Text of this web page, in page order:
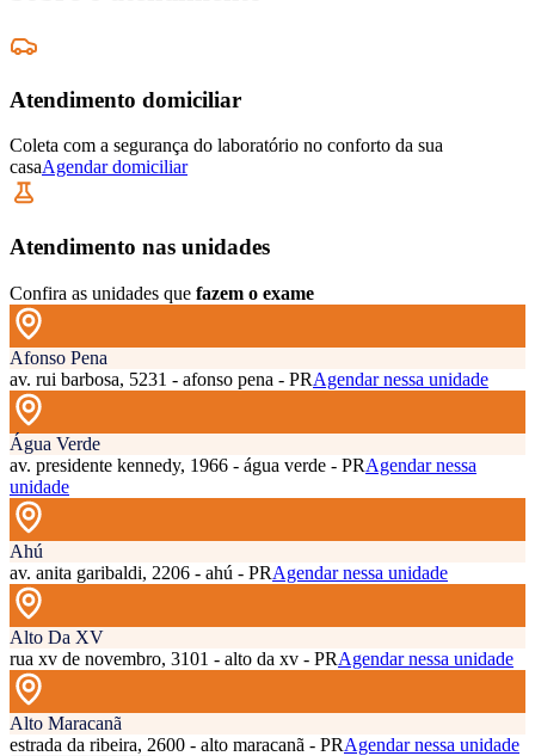
Atendimento domiciliar
Coleta com a segurança do laboratório no conforto da sua
casaAgendar domiciliar
Atendimento nas unidades
Confira as unidades que fazem o exame
Afonso Pena
av. rui barbosa, 5231 - afonso pena - PRAgendar nessa unidade
Água Verde
av. presidente kennedy, 1966 - água verde - PRAgendar nessa
unidade
Ahú
av. anita garibaldi, 2206 - ahú - PRAgendar nessa unidade
Alto Da XV
rua xv de novembro, 3101 - alto da xv - PRAgendar nessa unidade
Alto Maracanã
estrada da ribeira, 2600 - alto maracanã - PRAgendar nessa unidade